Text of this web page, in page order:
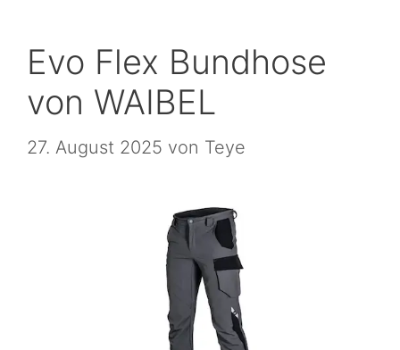
Evo Flex Bundhose
von WAIBEL
27. August 2025 von Teye